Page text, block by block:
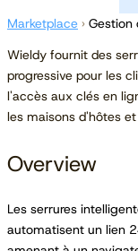
Marketplace › Gestion
Wieldy fournit des
progressive pour les
l'accès aux clés en
les maisons d'hôtes
Overview
Les serrures
automatisent un lien